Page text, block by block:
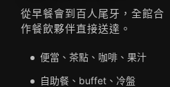
從早餐會到百人尾牙，全館合
作餐飲夥伴直接送達。
便當、茶點、咖啡、果汁
自助餐、buffet、冷盤